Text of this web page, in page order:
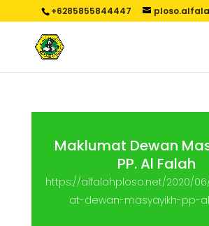
+6285855844447
Maklumat Dewan
PP. Al Falah
https://alfalahploso.net/2020/
at-dewan-masyayikh-pp-